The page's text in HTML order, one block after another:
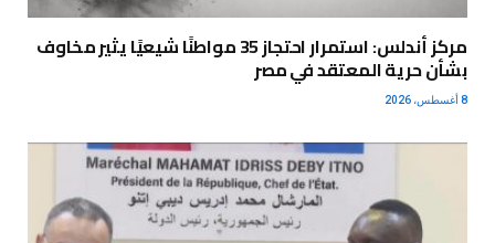
مركز أندلس: استمرار احتجاز 35 مواطنًا شيعيًا يثير مخاوف
بشأن حرية المعتقد في مصر
8 أغسطس، 2026